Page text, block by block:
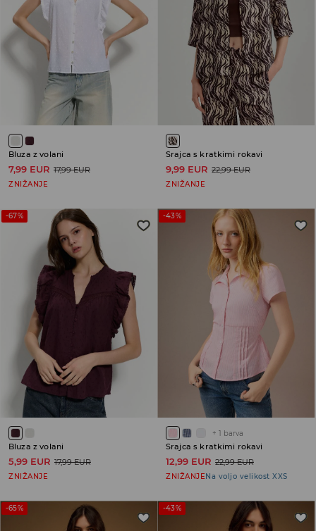
Bluza z volani
7,99 EUR 17,99 EUR
ZNIŽANJE
Srajca s kratkimi rokavi
9,99 EUR 22,99 EUR
ZNIŽANJE
-67%
Bluza z volani
5,99 EUR 17,99 EUR
ZNIŽANJE
-43%
+ 1 barva
Srajca s kratkimi rokavi
12,99 EUR 22,99 EUR
ZNIŽANJENa voljo velikost XXS
-65% -43%